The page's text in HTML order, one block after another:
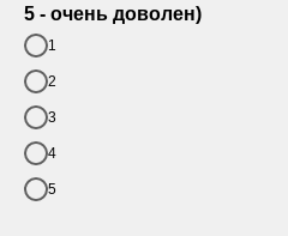
5 - очень доволен)
1
2
3
4
5